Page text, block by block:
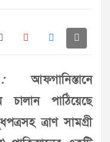
:আফগানিস্তানে
পাঠিয়েছে
ত্রাণ সামগ্রী